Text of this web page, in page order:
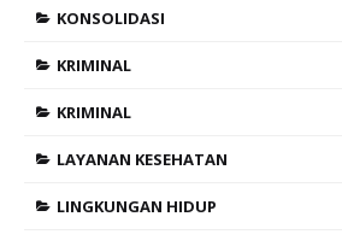
KONSOLIDASI
KRIMINAL
KRIMINAL
LAYANAN KESEHATAN
LINGKUNGAN HIDUP